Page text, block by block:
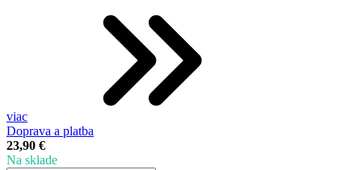
viac
Doprava a platba
23,90 €
Na sklade